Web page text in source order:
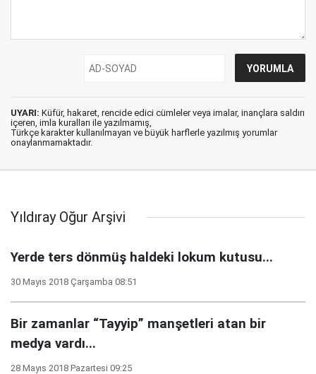
UYARI: Küfür, hakaret, rencide edici cümleler veya imalar, inançlara saldırı
içeren, imla kuralları ile yazılmamış,
Türkçe karakter kullanılmayan ve büyük harflerle yazılmış yorumlar
onaylanmamaktadır.
Yıldıray Oğur Arşivi
Yerde ters dönmüş haldeki lokum kutusu...
30 Mayıs 2018 Çarşamba 08:51
Bir zamanlar “Tayyip” manşetleri atan bir
medya vardı...
28 Mayıs 2018 Pazartesi 09:25